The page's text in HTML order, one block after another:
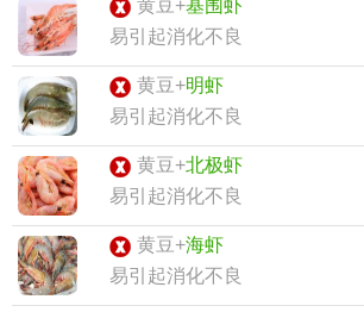
黄豆+基围虾
易引起消化不良
黄豆+明虾
易引起消化不良
黄豆+北极虾
易引起消化不良
黄豆+海虾
易引起消化不良